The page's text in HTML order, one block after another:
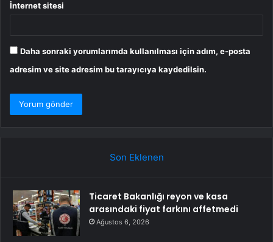
İnternet sitesi
Daha sonraki yorumlarımda kullanılması için adım, e-posta
adresim ve site adresim bu tarayıcıya kaydedilsin.
Son Eklenen
Ticaret Bakanlığı reyon ve kasa
arasındaki fiyat farkını affetmedi
Ağustos 6, 2026